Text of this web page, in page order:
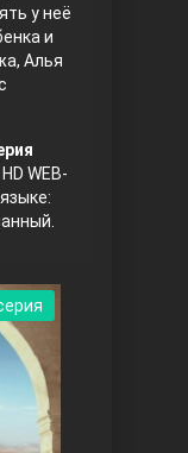
у неё
и
Алья
WEB-